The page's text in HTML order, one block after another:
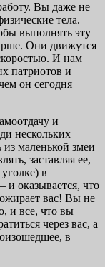
Вы даже не
тела.
выполнять эту
Они движутся
И нам
патриотов и
он сегодня
и
нескольких
маленькой змеи
заставляя ее,
в
и оказывается, что
вас! Вы не
и все, что вы
через вас, а
в